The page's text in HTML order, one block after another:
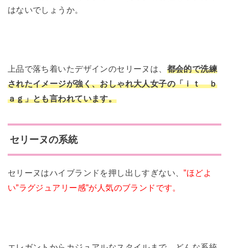
はないでしょうか。
上品で落ち着いたデザインのセリーヌは、 都会的で洗練
されたイメージが強く、おしゃれ大人女子の「ｉｔ ｂ
ａｇ」とも言われています。
セリーヌの系統
セリーヌはハイブランドを押し出しすぎない、”ほどよ
い”ラグジュアリー感”が人気のブランドです。